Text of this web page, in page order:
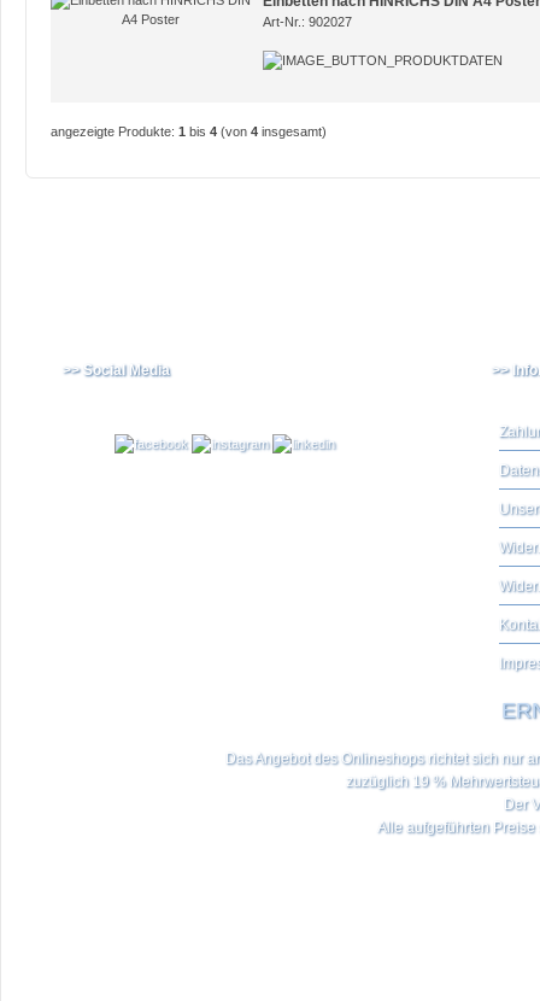
Art-Nr.: 902027
angezeigte Produkte: 1 bis 4 (von 4 insgesamt)
>> Social Media >>
Das Angebot des Onlineshops richtet sich nur
zuzüglich 19 %
Der
Alle aufgeführten